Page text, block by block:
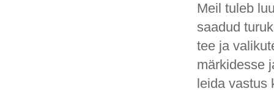
Meil tuleb
saadud
tee ja
märkidesse
leida vastus